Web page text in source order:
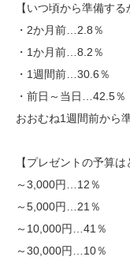
【いつ頃から準備する
・2か月前…2.8％
・1か月前…8.2％
・1週間前…30.6％
・前日～当日…42.5％
おおむね1週間前から
【プレゼントの予算は
～3,000円…12％
～5,000円…21％
～10,000円…41％
～30,000円…10％